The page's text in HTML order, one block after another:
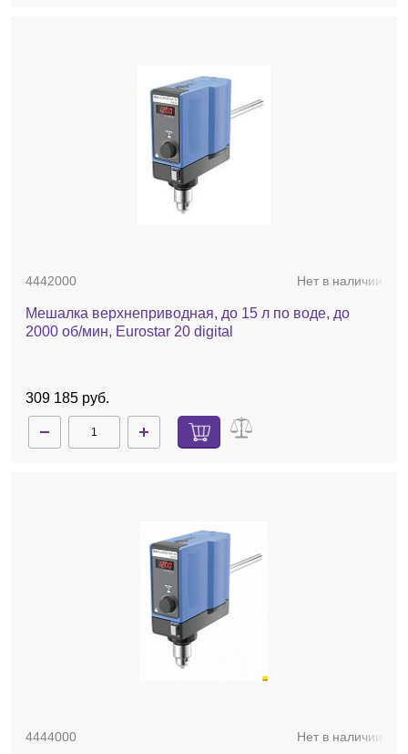
4442000 Нет в наличии
Мешалка верхнеприводная, до 15 л по воде, до
2000 об/мин, Eurostar 20 digital
309 185 руб.
4444000 Нет в наличии